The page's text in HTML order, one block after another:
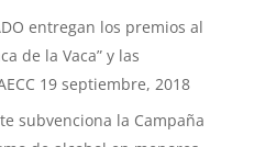
entregan los premios al
de la Vaca” y las
19 septiembre, 2018
subvenciona la Campaña